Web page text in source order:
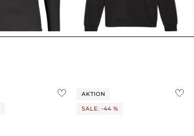
mit Kapuze TEAMGOAL CASUAL
HOODY
30,95 €
49,95 €
AKTION
SALE: -44 %